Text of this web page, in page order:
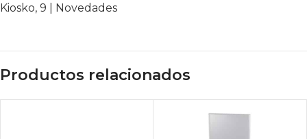
Kiosko, 9 | Novedades
Productos relacionados